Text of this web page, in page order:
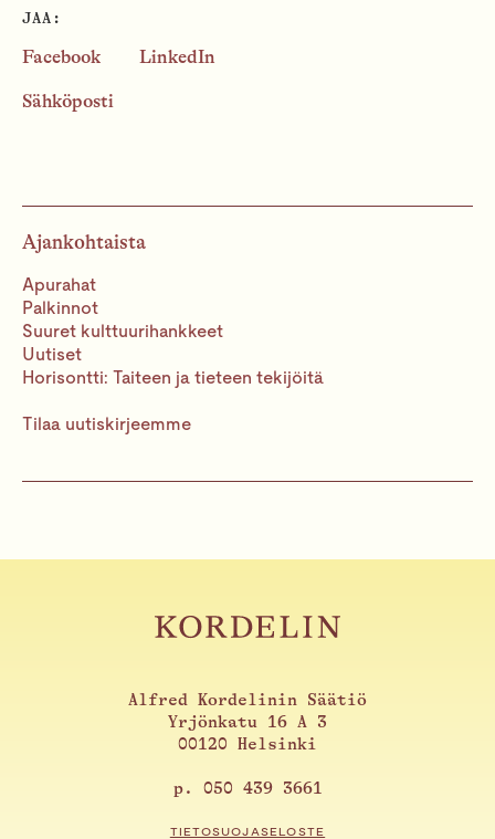
JAA:
Facebook LinkedIn
Sähköposti
Ajankohtaista
Apurahat
Palkinnot
Suuret kulttuurihankkeet
Uutiset
Horisontti: Taiteen ja tieteen tekijöitä
Tilaa uutiskirjeemme
Alfred Kordelinin Säätiö
Yrjönkatu 16 A 3
00120 Helsinki
p. 050 439 3661
TIETOSUOJASELOSTE